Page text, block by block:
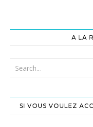
A LA
SI VOUS VOULEZ